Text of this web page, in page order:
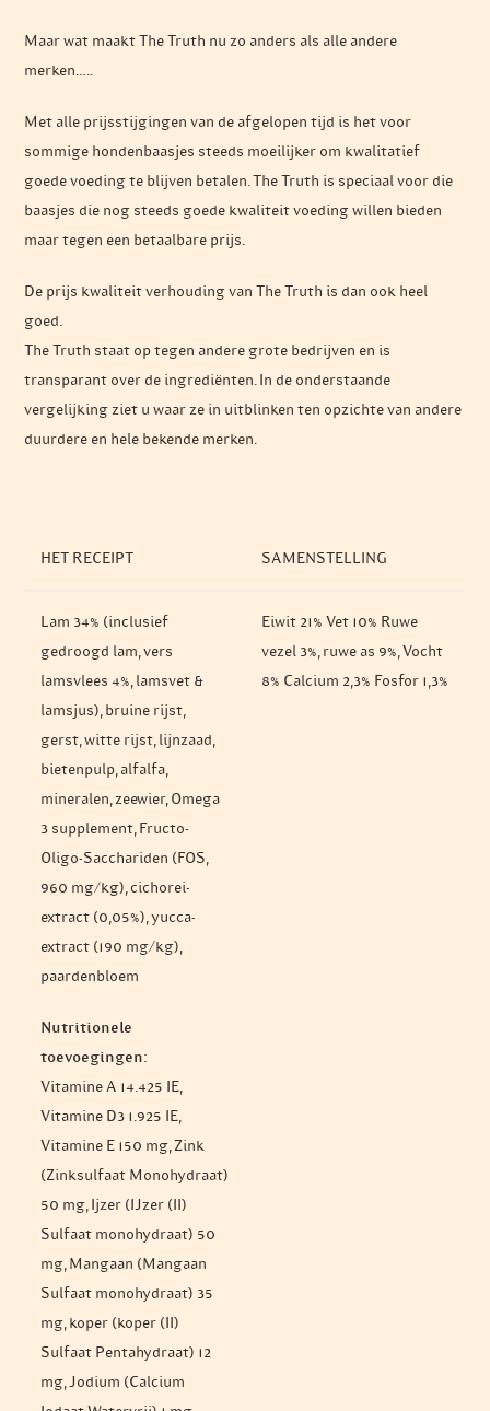
Maar wat maakt The Truth nu zo anders als alle andere
merken…..
Met alle prijsstijgingen van de afgelopen tijd is het voor
sommige hondenbaasjes steeds moeilijker om kwalitatief
goede voeding te blijven betalen. The Truth is speciaal voor die
baasjes die nog steeds goede kwaliteit voeding willen bieden
maar tegen een betaalbare prijs.
De prijs kwaliteit verhouding van The Truth is dan ook heel
goed.
The Truth staat op tegen andere grote bedrijven en is
transparant over de ingrediënten. In de onderstaande
vergelijking ziet u waar ze in uitblinken ten opzichte van andere
duurdere en hele bekende merken.
HET RECEIPT SAMENSTELLING
Lam 34% (inclusief
gedroogd lam, vers
lamsvlees 4%, lamsvet &
lamsjus), bruine rijst,
gerst, witte rijst, lijnzaad,
bietenpulp, alfalfa,
mineralen, zeewier, Omega
3 supplement, Fructo-
Oligo-Sacchariden (FOS,
960 mg/kg), cichorei-
extract (0,05%), yucca-
extract (190 mg/kg),
paardenbloem
Nutritionele
toevoegingen:
Vitamine A 14.425 IE,
Vitamine D3 1.925 IE,
Vitamine E 150 mg, Zink
(Zinksulfaat Monohydraat)
50 mg, Ijzer (IJzer (II)
Sulfaat monohydraat) 50
mg, Mangaan (Mangaan
Sulfaat monohydraat) 35
mg, koper (koper (II)
Sulfaat Pentahydraat) 12
mg, Jodium (Calcium
Eiwit 21% Vet 10% Ruwe
vezel 3%, ruwe as 9%, Vocht
8% Calcium 2,3% Fosfor 1,3%